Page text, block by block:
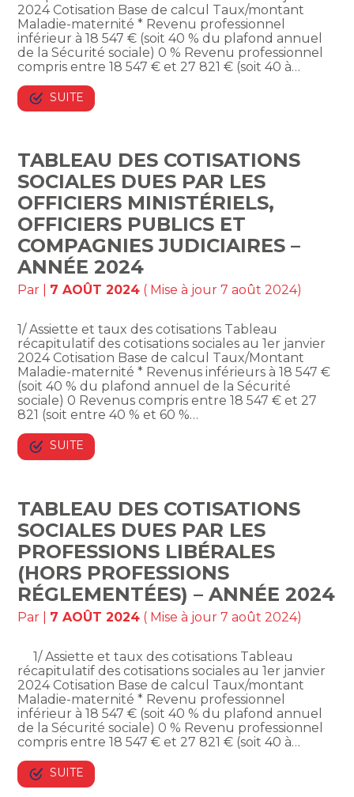
2024 Cotisation Base de calcul Taux/montant
Maladie-maternité * Revenu professionnel
inférieur à 18 547 € (soit 40 % du plafond annuel
de la Sécurité sociale) 0 % Revenu professionnel
compris entre 18 547 € et 27 821 € (soit 40 à…
SUITE
TABLEAU DES COTISATIONS
SOCIALES DUES PAR LES
OFFICIERS MINISTÉRIELS,
OFFICIERS PUBLICS ET
COMPAGNIES JUDICIAIRES –
ANNÉE 2024
Par 7 AOÛT 2024 ( Mise à jour 7 août 2024)
1/ Assiette et taux des cotisations Tableau
récapitulatif des cotisations sociales au 1er janvier
2024 Cotisation Base de calcul Taux/Montant
Maladie-maternité * Revenus inférieurs à 18 547 €
(soit 40 % du plafond annuel de la Sécurité
sociale) 0 Revenus compris entre 18 547 € et 27
821 (soit entre 40 % et 60 %…
SUITE
TABLEAU DES COTISATIONS
SOCIALES DUES PAR LES
PROFESSIONS LIBÉRALES
(HORS PROFESSIONS
RÉGLEMENTÉES) – ANNÉE 2024
Par 7 AOÛT 2024 ( Mise à jour 7 août 2024)
1/ Assiette et taux des cotisations Tableau
récapitulatif des cotisations sociales au 1er janvier
2024 Cotisation Base de calcul Taux/montant
Maladie-maternité * Revenu professionnel
inférieur à 18 547 € (soit 40 % du plafond annuel
de la Sécurité sociale) 0 % Revenu professionnel
compris entre 18 547 € et 27 821 € (soit 40 à…
SUITE